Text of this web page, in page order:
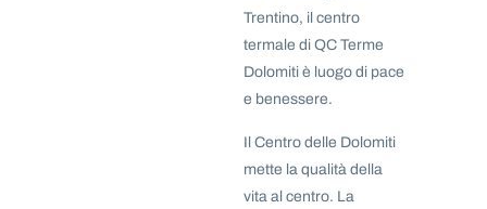
Trentino, il centro
termale di QC Terme
Dolomiti è luogo di pace
e benessere.
Il Centro delle Dolomiti
mette la qualità della
vita al centro. La